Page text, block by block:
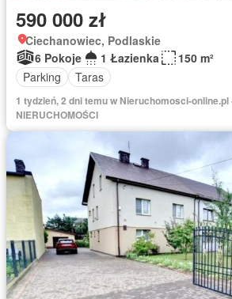
590 000 zł
Ciechanowiec, Podlaskie
6 Pokoje
1 Łazienka
150 m²
Parking
Taras
1 tydzień, 2 dni temu w Nieruchomosci-online.pl
NIERUCHOMOŚCI